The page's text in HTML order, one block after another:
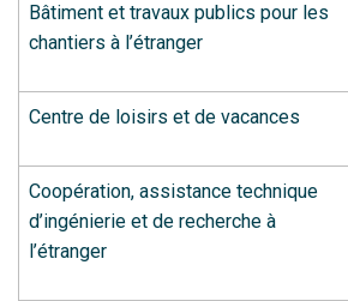
Bâtiment et travaux publics pour les
chantiers à l’étranger
Centre de loisirs et de vacances
Coopération, assistance technique
d’ingénierie et de recherche à
l’étranger